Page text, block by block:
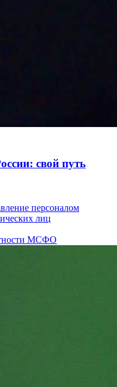
свой путь
персоналом
лиц
МСФО